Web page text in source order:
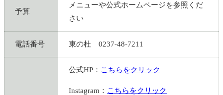
予算
メニューや公式ホームページを参照くだ
さい
電話番号 東の杜 0237-48-7211
公式HP： こちらをクリック
Instagram： こちらをクリック